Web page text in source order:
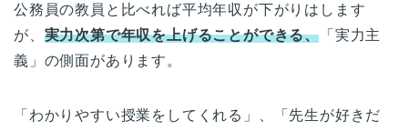
公務員の教員と比べれば平均年収が下がりはします
が、 実力次第で年収を上げることができる、 「実力主
義」の側面があります。
「わかりやすい授業をしてくれる」、「先生が好きだ